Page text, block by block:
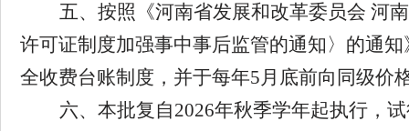
五、 按照《河南省发展和改革委员会 河
许可证制度加强事中事后监管的通知〉的通
全收费台账制度，并于每年5月底前向同级价
六、本批复 自2026年秋季学年起执行，